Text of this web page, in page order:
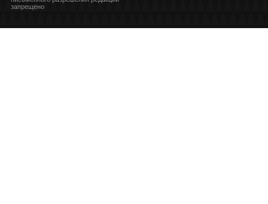
запрещено